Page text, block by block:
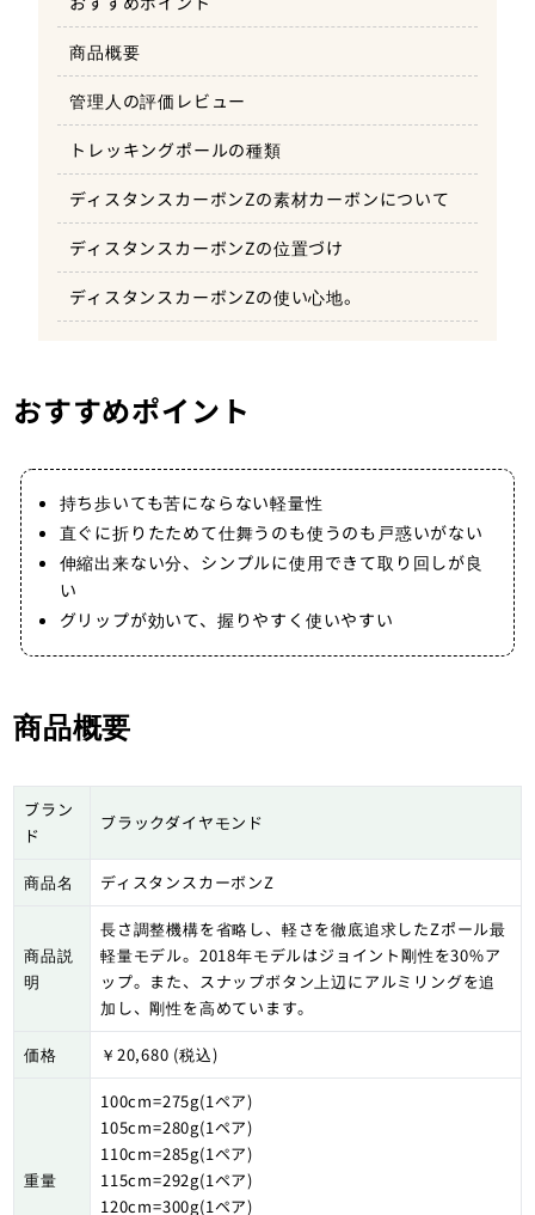
商品概要
管理人の評価レビュー
トレッキングポールの種類
ディスタンスカーボンZの素材カーボンについて
ディスタンスカーボンZの位置づけ
ディスタンスカーボンZの使い心地。
おすすめポイント
持ち歩いても苦にならない軽量性
直ぐに折りたためて仕舞うのも使うのも戸惑いがない
伸縮出来ない分、シンプルに使用できて取り回しが良
い
グリップが効いて、握りやすく使いやすい
商品概要
ブラン
ド
ブラックダイヤモンド
商品名 ディスタンスカーボンZ
商品説
明
長さ調整機構を省略し、軽さを徹底追求したZポール最
軽量モデル。2018年モデルはジョイント剛性を30%ア
ップ。また、スナップボタン上辺にアルミリングを追
加し、剛性を高めています。
価格 ￥20,680 (税込)
重量
100cm=275g(1ペア)
105cm=280g(1ペア)
110cm=285g(1ペア)
115cm=292g(1ペア)
120cm=300g(1ペア)